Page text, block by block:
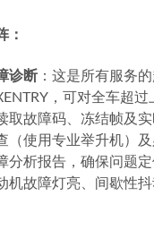
：
诊断 ：这是所有服务
，可对全车超
取故障码、冻结帧及
（使用专业举升机）
分析报告，确保问题
机故障灯亮、间歇性